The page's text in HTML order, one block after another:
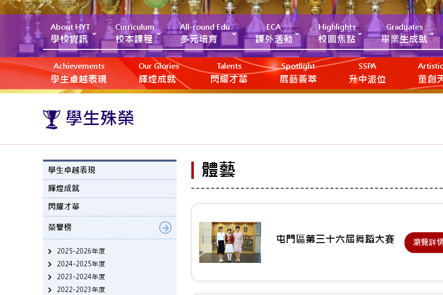
About HYT
學校資訊
Curriculum
校本課程
All-round Edu
多元培育
ECA
課外活動
Highlights
校園焦點
Graduates
畢業生成就
Achievements
學生卓越表現
Our Glories
輝煌成就
Talents
閃耀才華
Spotlight
展藝薈萃
SSPA
升中派位 ㅤ童創
學生殊榮
學生卓越表現
輝煌成就
閃耀才華
榮譽榜
2025-2026年度
2024-2025年度
2023-2024年度
2022-2023年度
體藝
屯門區第三十六屆舞蹈大賽 瀏覽詳